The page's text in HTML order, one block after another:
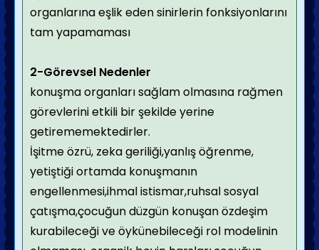
organlarına eşlik eden sinirlerin fonksiyonlarını
tam yapamaması
2-Görevsel Nedenler
konuşma organları sağlam olmasına rağmen
görevlerini etkili bir şekilde yerine
getirememektedirler.
İşitme özrü, zeka geriliği,yanlış öğrenme,
yetiştiği ortamda konuşmanın
engellenmesi,ihmal istismar,ruhsal sosyal
çatışma,çocuğun düzgün konuşan özdeşim
kurabileceği ve öykünebileceği rol modelinin